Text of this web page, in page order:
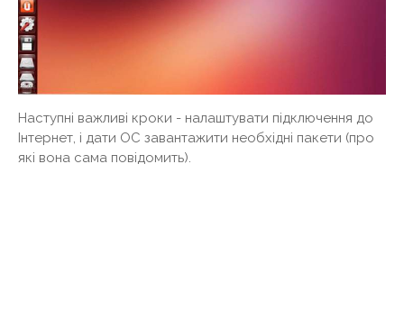
Наступні важливі кроки - налаштувати підключення до
Інтернет, і дати ОС завантажити необхідні пакети (про
які вона сама повідомить).